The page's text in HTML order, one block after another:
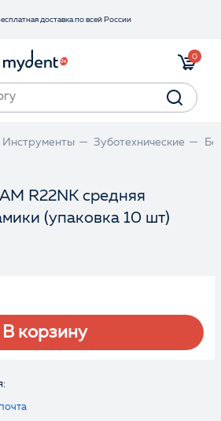
доставка по всей России
Прайс-лист
0
Инструменты Зуботехнические
R22NK средняя
(упаковка 10 шт)
В корзину